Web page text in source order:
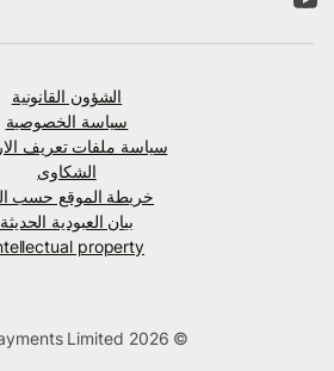
الشؤون القانونية
سياسة الخصوصية
سياسة ملفات تعريف
الشكاوى
خريطة الموقع حسب
بيان العبودية الحديثة
Intellectual property